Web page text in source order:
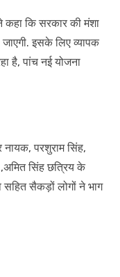
कहा कि सरकार की मंशा
इसके लिए व्यापक
है, पांच नई योजना
नायक, परशुराम सिंह,
सिंह छत्रिय के
सहित सैकड़ों लोगों ने भाग